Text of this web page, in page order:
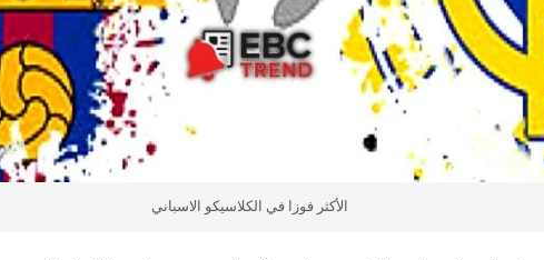
الأكثر فوزا في الكلاسيكو الاسباني